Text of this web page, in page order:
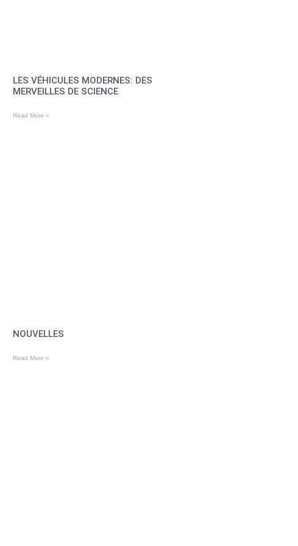
LES VÉHICULES MODERNES: DES
MERVEILLES DE SCIENCE
Read More »
NOUVELLES
Read More »